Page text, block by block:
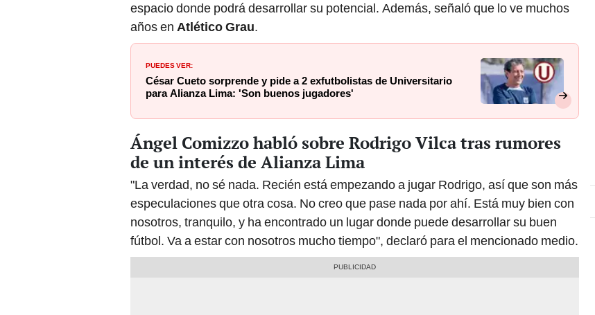
espacio donde podrá desarrollar su potencial. Además, señaló que lo ve muchos
años en Atlético Grau.
PUEDES VER:
César Cueto sorprende y pide a 2 exfutbolistas de Universitario
para Alianza Lima: 'Son buenos jugadores'
Ángel Comizzo habló sobre Rodrigo Vilca tras rumores
de un interés de Alianza Lima
"La verdad, no sé nada. Recién está empezando a jugar Rodrigo, así que son más
especulaciones que otra cosa. No creo que pase nada por ahí. Está muy bien con
nosotros, tranquilo, y ha encontrado un lugar donde puede desarrollar su buen
fútbol. Va a estar con nosotros mucho tiempo", declaró para el mencionado medio.